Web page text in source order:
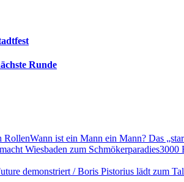
Runde
Wann ist ein Mann ein Mann? Das
3000